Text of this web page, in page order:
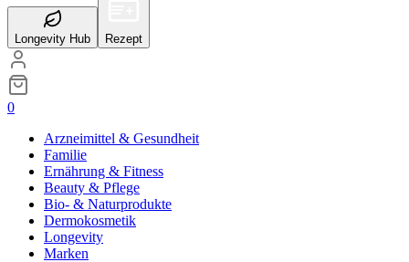
Longevity Hub Rezept
0
Arzneimittel & Gesundheit
Familie
Ernährung & Fitness
Beauty & Pflege
Bio- & Naturprodukte
Dermokosmetik
Longevity
Marken